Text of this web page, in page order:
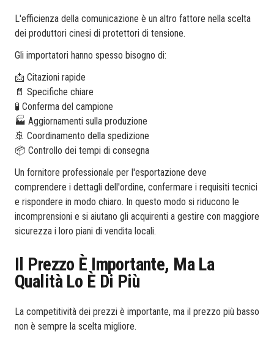
L'efficienza della comunicazione è un altro fattore nella scelta
dei produttori cinesi di protettori di tensione.
Gli importatori hanno spesso bisogno di:
📩 Citazioni rapide
📄 Specifiche chiare
🧪 Conferma del campione
🏭 Aggiornamenti sulla produzione
🚢 Coordinamento della spedizione
📦 Controllo dei tempi di consegna
Un fornitore professionale per l'esportazione deve
comprendere i dettagli dell'ordine, confermare i requisiti tecnici
e rispondere in modo chiaro. In questo modo si riducono le
incomprensioni e si aiutano gli acquirenti a gestire con maggiore
sicurezza i loro piani di vendita locali.
Il Prezzo È Importante, Ma La
Qualità Lo È Di Più
La competitività dei prezzi è importante, ma il prezzo più basso
non è sempre la scelta migliore.